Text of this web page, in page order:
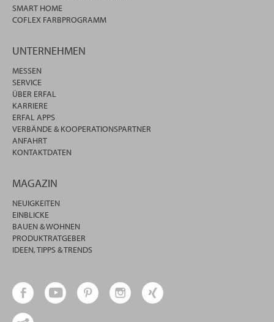
SMART HOME
COFLEX FARBPROGRAMM
UNTERNEHMEN
MESSEN
SERVICE
ÜBER ERFAL
KARRIERE
ERFAL APPS
VERBÄNDE & KOOPERATIONSPARTNER
ANFAHRT
KONTAKTDATEN
MAGAZIN
NEUIGKEITEN
EINBLICKE
BAUEN & WOHNEN
PRODUKTRATGEBER
IDEEN, TIPPS & TRENDS